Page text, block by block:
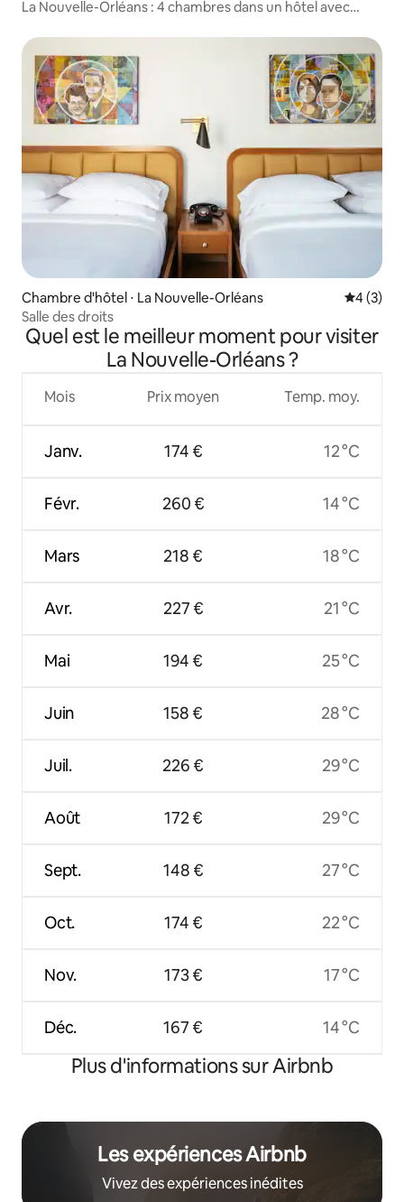
La Nouvelle-Orléans : 4 chambres dans un hôtel avec
Chambre d'hôtel ⋅ La Nouvelle-Orléans
4 (3)
Salle des droits
Quel est le meilleur moment pour visiter
La Nouvelle-Orléans ?
Mois
Janv.
Févr.
Mars
Avr.
Mai
Juin
Juil.
Août
Sept.
Oct.
Nov.
Déc.
Prix moyen
174 €
260 €
218 €
227 €
194 €
158 €
226 €
172 €
148 €
174 €
173 €
167 €
Temp. moy.
12 °C
14 °C
18 °C
21 °C
25 °C
28 °C
29 °C
29 °C
27 °C
22 °C
17 °C
14 °C
Plus d'informations sur Airbnb
Les expériences Airbnb
Vivez des expériences inédites